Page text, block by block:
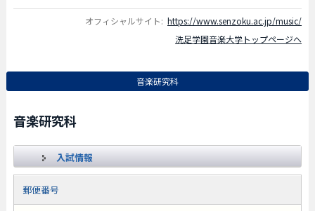
オフィシャルサイト: https://www.senzoku.ac.jp/music/
洗足学園音楽大学トップページへ
音楽研究科
音楽研究科
入試情報
郵便番号